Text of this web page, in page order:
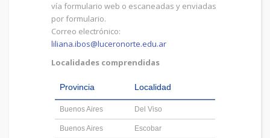
vía formulario web o escaneadas y enviadas
por formulario.
Correo electrónico:
liliana.ibos@luceronorte.edu.ar
Localidades comprendidas
Provincia Localidad
Buenos Aires Del Viso
Buenos Aires Escobar